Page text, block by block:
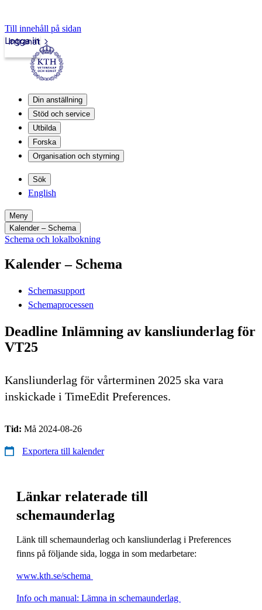
Till innehåll på sidan
Intranät
Logga in
Din anställning
Stöd och service
Utbilda
Forska
Organisation och styrning
Sök
English
Meny
Kalender – Schema
Schema och lokalbokning
Kalender – Schema
Schemasupport
Schemaprocessen
Deadline Inlämning av kansliunderlag för
VT25
Kansliunderlag för vårterminen 2025 ska vara
inskickade i TimeEdit Preferences.
Tid: Må 2024-08-26
Exportera till kalender
Länkar relaterade till
schemaunderlag
Länk till schemaunderlag och kansliunderlag i Preferences
finns på följande sida, logga in som medarbetare:
www.kth.se/schema
Info och manual: Lämna in schemaunderlag